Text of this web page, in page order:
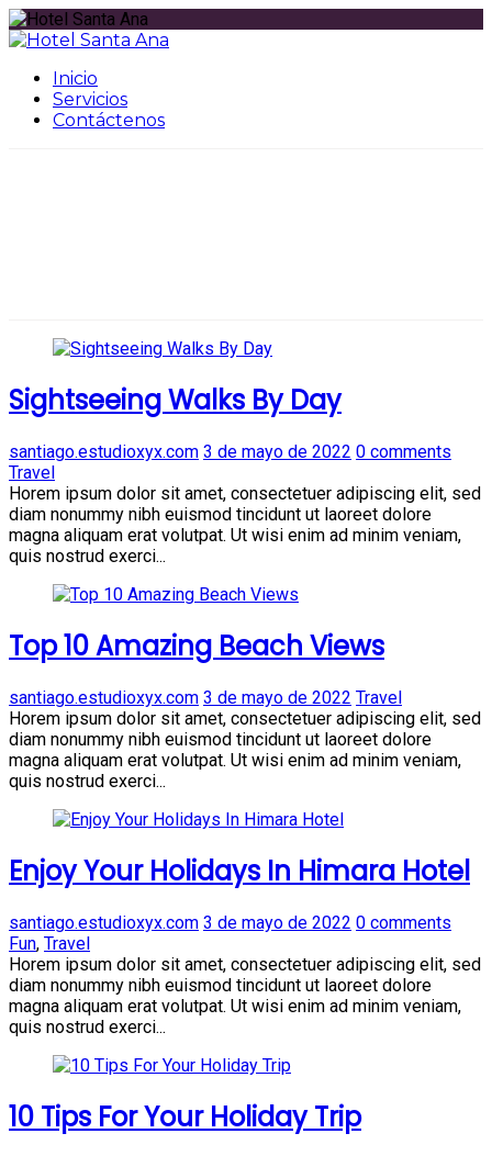
Inicio
Servicios
Contáctenos
Sightseeing Walks By Day
santiago.estudioxyx.com 3 de mayo de 2022 0 comments
Travel
Horem ipsum dolor sit amet, consectetuer adipiscing elit, sed
diam nonummy nibh euismod tincidunt ut laoreet dolore
magna aliquam erat volutpat. Ut wisi enim ad minim veniam,
quis nostrud exerci...
Top 10 Amazing Beach Views
santiago.estudioxyx.com 3 de mayo de 2022 Travel
Horem ipsum dolor sit amet, consectetuer adipiscing elit, sed
diam nonummy nibh euismod tincidunt ut laoreet dolore
magna aliquam erat volutpat. Ut wisi enim ad minim veniam,
quis nostrud exerci...
Enjoy Your Holidays In Himara Hotel
santiago.estudioxyx.com 3 de mayo de 2022 0 comments
Fun, Travel
Horem ipsum dolor sit amet, consectetuer adipiscing elit, sed
diam nonummy nibh euismod tincidunt ut laoreet dolore
magna aliquam erat volutpat. Ut wisi enim ad minim veniam,
quis nostrud exerci...
10 Tips For Your Holiday Trip